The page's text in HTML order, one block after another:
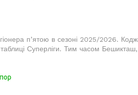
п’ятою в сезоні 2025/2026.
Суперліги. Тим часом